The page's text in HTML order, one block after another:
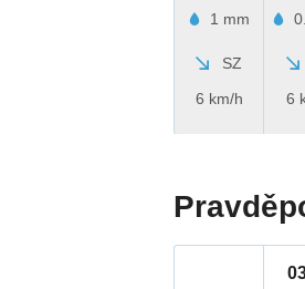
1 mm
SZ
6 km/h
6